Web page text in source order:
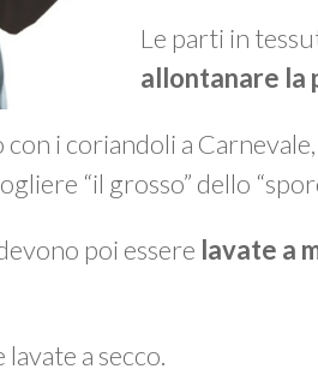
Le parti in
allontanare la
i coriandoli a
“il grosso” dello
poi essere lavate a
a secco.